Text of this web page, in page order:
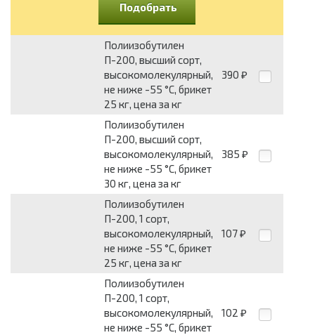
Подобрать
Полиизобутилен
П-200, высший сорт,
высокомолекулярный,
не ниже -55 °C, брикет
25 кг, цена за кг
390 ₽
Полиизобутилен
П-200, высший сорт,
высокомолекулярный,
не ниже -55 °C, брикет
30 кг, цена за кг
385 ₽
Полиизобутилен
П-200, 1 сорт,
высокомолекулярный,
не ниже -55 °C, брикет
25 кг, цена за кг
107 ₽
Полиизобутилен
П-200, 1 сорт,
высокомолекулярный,
не ниже -55 °C, брикет
102 ₽